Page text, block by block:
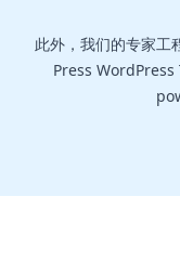
此外，我们的专家工
Press